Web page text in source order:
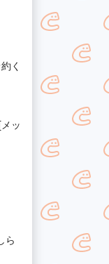
く
ッ
ら